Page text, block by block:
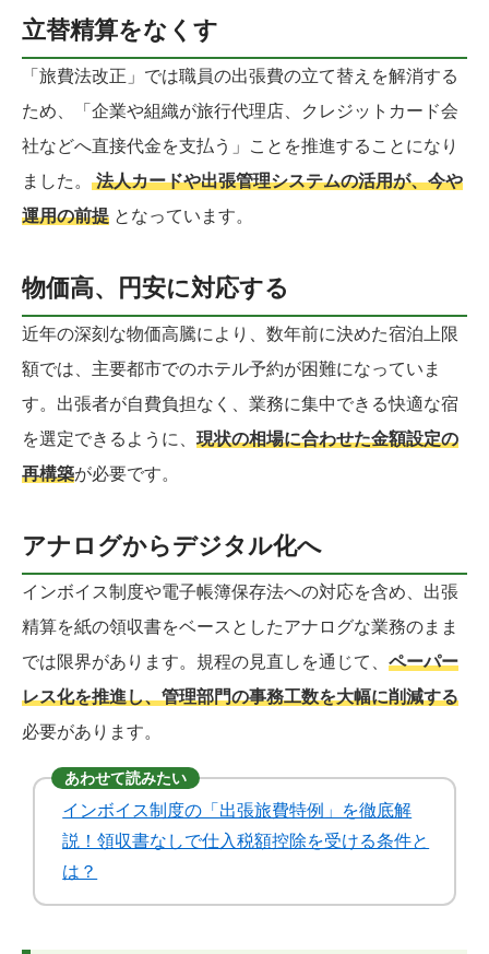
立替精算をなくす
「旅費法改正」では職員の出張費の立て替えを解消する
ため、「企業や組織が旅行代理店、クレジットカード会
社などへ直接代金を支払う」ことを推進することになり
ました。 法人カードや出張管理システムの活用が、今や
運用の前提 となっています。
物価高、円安に対応する
近年の深刻な物価高騰により、数年前に決めた宿泊上限
額では、主要都市でのホテル予約が困難になっていま
す。出張者が自費負担なく、業務に集中できる快適な宿
を選定できるように、 現状の相場に合わせた金額設定の
再構築が必要です。
アナログからデジタル化へ
インボイス制度や電子帳簿保存法への対応を含め、出張
精算を紙の領収書をベースとしたアナログな業務のまま
では限界があります。規程の見直しを通じて、 ペーパー
レス化を推進し、管理部門の事務工数を大幅に削減する
必要があります。
あわせて読みたい
インボイス制度の「出張旅費特例」を徹底解
説！領収書なしで仕入税額控除を受ける条件と
は？